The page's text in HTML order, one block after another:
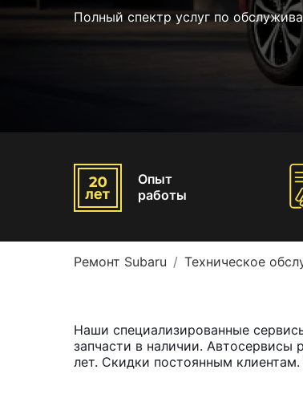
Полный спектр услуг по
Опыт
работы
Ремонт Subaru Техническое
Наши специализированные
запчасти в наличии.
лет. Скидки постоянным